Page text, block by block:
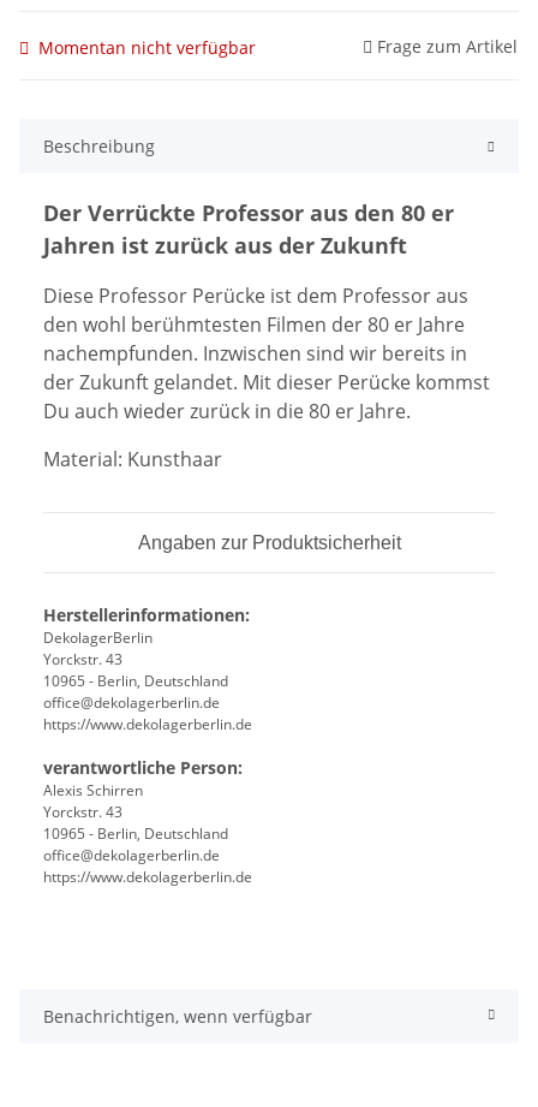
Momentan nicht verfügbar Frage zum Artikel
Beschreibung
Der Verrückte Professor aus den 80 er
Jahren ist zurück aus der Zukunft
Diese Professor Perücke ist dem Professor aus
den wohl berühmtesten Filmen der 80 er Jahre
nachempfunden. Inzwischen sind wir bereits in
der Zukunft gelandet. Mit dieser Perücke kommst
Du auch wieder zurück in die 80 er Jahre.
Material: Kunsthaar
Angaben zur Produktsicherheit
Herstellerinformationen:
DekolagerBerlin
Yorckstr. 43
10965 - Berlin, Deutschland
office@dekolagerberlin.de
https://www.dekolagerberlin.de
verantwortliche Person:
Alexis Schirren
Yorckstr. 43
10965 - Berlin, Deutschland
office@dekolagerberlin.de
https://www.dekolagerberlin.de
Benachrichtigen, wenn verfügbar